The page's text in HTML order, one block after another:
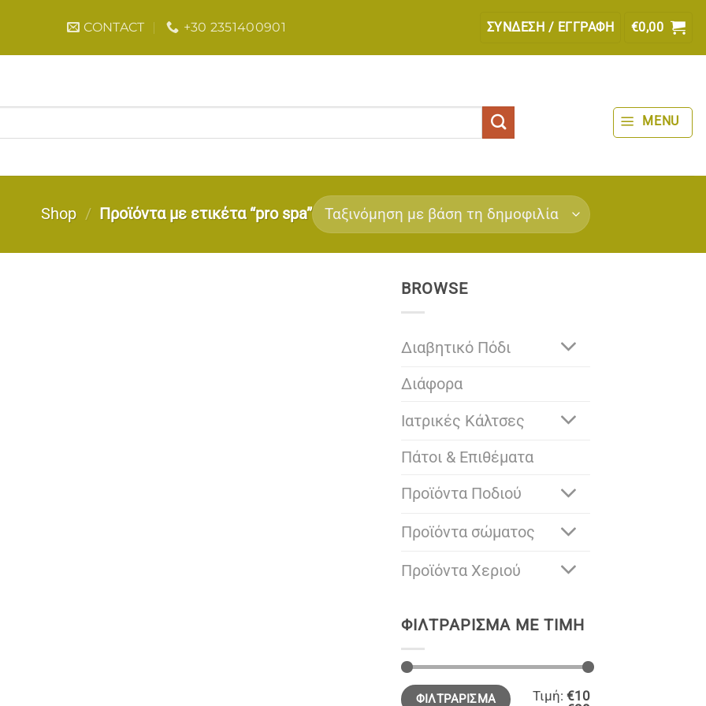
CONTACT +30 2351400901 ΣΎΝΔΕΣΗ / ΕΓΓΡΑΦΉ €0,00
MENU
Shop / Προϊόντα με ετικέτα “pro spa”
BROWSE
Διαβητικό Πόδι
Διάφορα
Ιατρικές Κάλτσες
Πάτοι & Επιθέματα
Προϊόντα Ποδιού
Προϊόντα σώματος
Προϊόντα Χεριού
ΦΙΛΤΡΆΡΙΣΜΑ ΜΕ ΤΙΜΉ
Ελάχιστη
τιμή
Μέγιστη
τιμήΦΙΛΤΡΆΡΙΣΜΑ Τιμή: €10